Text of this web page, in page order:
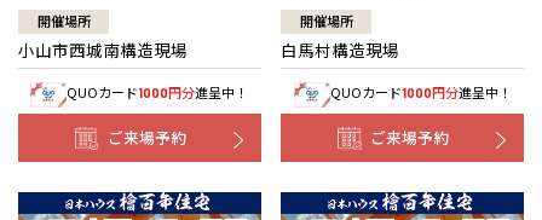
開催場所
小山市西城南構造現場
QUOカード1000円分進呈中！
ご来場予約
開催場所
白馬村構造現場
QUOカード1000円分進呈中！
ご来場予約